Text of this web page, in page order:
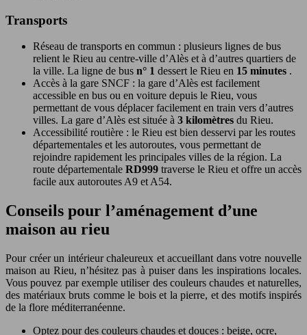
Transports
Réseau de transports en commun : plusieurs lignes de bus
relient le Rieu au centre-ville d’Alès et à d’autres quartiers de
la ville. La ligne de bus n° 1 dessert le Rieu en 15 minutes .
Accès à la gare SNCF : la gare d’Alès est facilement
accessible en bus ou en voiture depuis le Rieu, vous
permettant de vous déplacer facilement en train vers d’autres
villes. La gare d’Alès est située à 3 kilomètres du Rieu.
Accessibilité routière : le Rieu est bien desservi par les routes
départementales et les autoroutes, vous permettant de
rejoindre rapidement les principales villes de la région. La
route départementale RD999 traverse le Rieu et offre un accès
facile aux autoroutes A9 et A54.
Conseils pour l’aménagement d’une
maison au rieu
Pour créer un intérieur chaleureux et accueillant dans votre nouvelle
maison au Rieu, n’hésitez pas à puiser dans les inspirations locales.
Vous pouvez par exemple utiliser des couleurs chaudes et naturelles,
des matériaux bruts comme le bois et la pierre, et des motifs inspirés
de la flore méditerranéenne.
Optez pour des couleurs chaudes et douces : beige, ocre,